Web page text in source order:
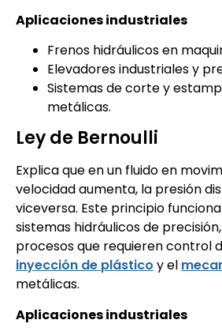
Aplicaciones industriales
Frenos hidráulicos en
Elevadores industriales y
Sistemas de corte y
metálicas.
Ley de Bernoulli
Explica que en un fluido en
velocidad aumenta, la presión
viceversa. Este principio
sistemas hidráulicos de
procesos que requieren control
inyección de plástico y el
metálicas.
Aplicaciones industriales